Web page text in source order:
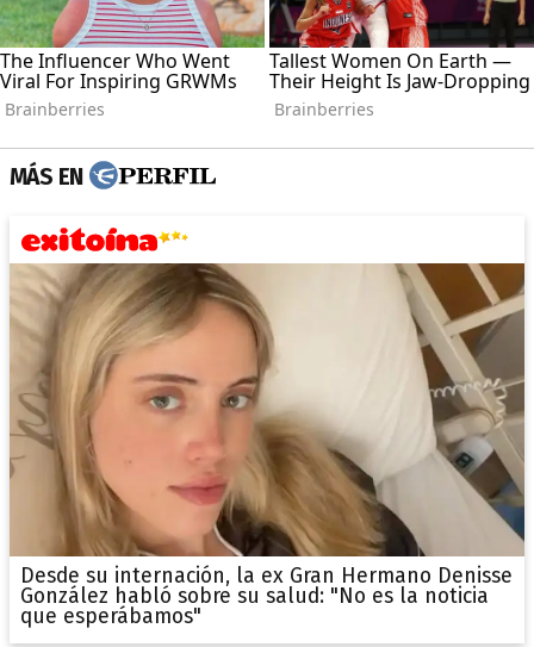
MÁS EN
Desde su internación, la ex Gran Hermano Denisse
González habló sobre su salud: "No es la noticia
que esperábamos"